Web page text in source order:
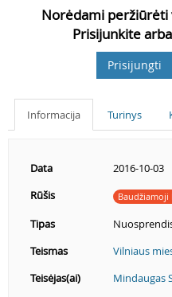
Norėdami
Prisijunkite
Prisijungti
Informacija Turinys
Data
2016-10-03
Rūšis
Baudžiamoji
Tipas
Teismas
Vilniaus
Teisėjas(ai)
Mindaugas